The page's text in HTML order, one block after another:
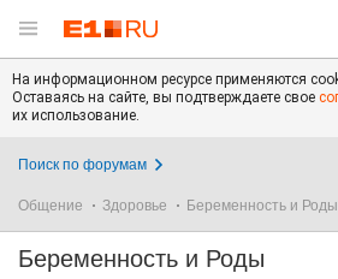
На информационном ресурсе применяются
Оставаясь на сайте, вы подтверждаете свое
их использование.
Поиск по форумам
Общение Здоровье Беременность и Роды
Беременность и Роды